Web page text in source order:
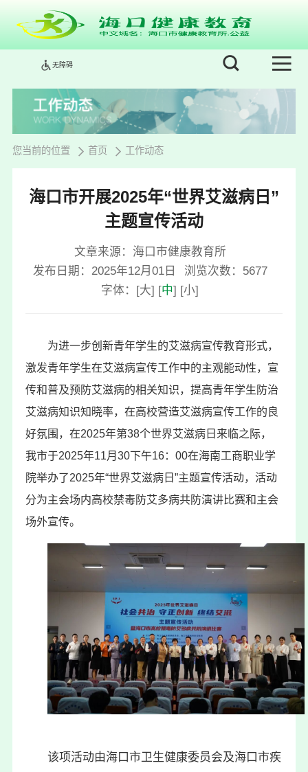
无障碍
您当前的位置 首页 工作动态
海口市开展2025年“世界艾滋病日”
主题宣传活动
文章来源：海口市健康教育所
发布日期：2025年12月01日
浏览次数： 5677
字体： [大] [中] [小]
为进一步创新青年学生的艾滋病宣传教育形式，
激发青年学生在艾滋病宣传工作中的主观能动性，宣
传和普及预防艾滋病的相关知识，提高青年学生防治
艾滋病知识知晓率，在高校营造艾滋病宣传工作的良
好氛围，在2025年第38个世界艾滋病日来临之际，
我市于2025年11月30下午16：00在海南工商职业学
院举办了2025年“世界艾滋病日”主题宣传活动， 活动
分为主会场内高校禁毒防艾多病共防演讲比赛和主会
场外宣传。
该项活动由海口市卫生健康委员会及海口市疾